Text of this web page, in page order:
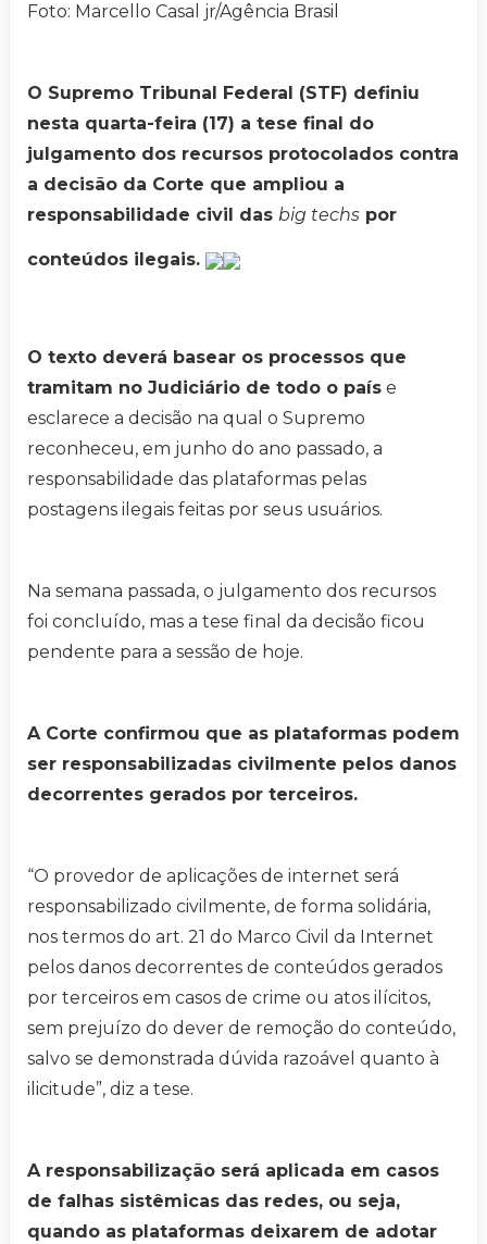
Foto: Marcello Casal jr/Agência Brasil
O Supremo Tribunal Federal (STF) definiu
nesta quarta-feira (17) a tese final do
julgamento dos recursos protocolados contra
a decisão da Corte que ampliou a
responsabilidade civil das big techs por
conteúdos ilegais.
O texto deverá basear os processos que
tramitam no Judiciário de todo o país e
esclarece a decisão na qual o Supremo
reconheceu, em junho do ano passado, a
responsabilidade das plataformas pelas
postagens ilegais feitas por seus usuários.
Na semana passada, o julgamento dos recursos
foi concluído, mas a tese final da decisão ficou
pendente para a sessão de hoje.
A Corte confirmou que as plataformas podem
ser responsabilizadas civilmente pelos danos
decorrentes gerados por terceiros.
“O provedor de aplicações de internet será
responsabilizado civilmente, de forma solidária,
nos termos do art. 21 do Marco Civil da Internet
pelos danos decorrentes de conteúdos gerados
por terceiros em casos de crime ou atos ilícitos,
sem prejuízo do dever de remoção do conteúdo,
salvo se demonstrada dúvida razoável quanto à
ilicitude”, diz a tese.
A responsabilização será aplicada em casos
de falhas sistêmicas das redes, ou seja,
quando as plataformas deixarem de adotar